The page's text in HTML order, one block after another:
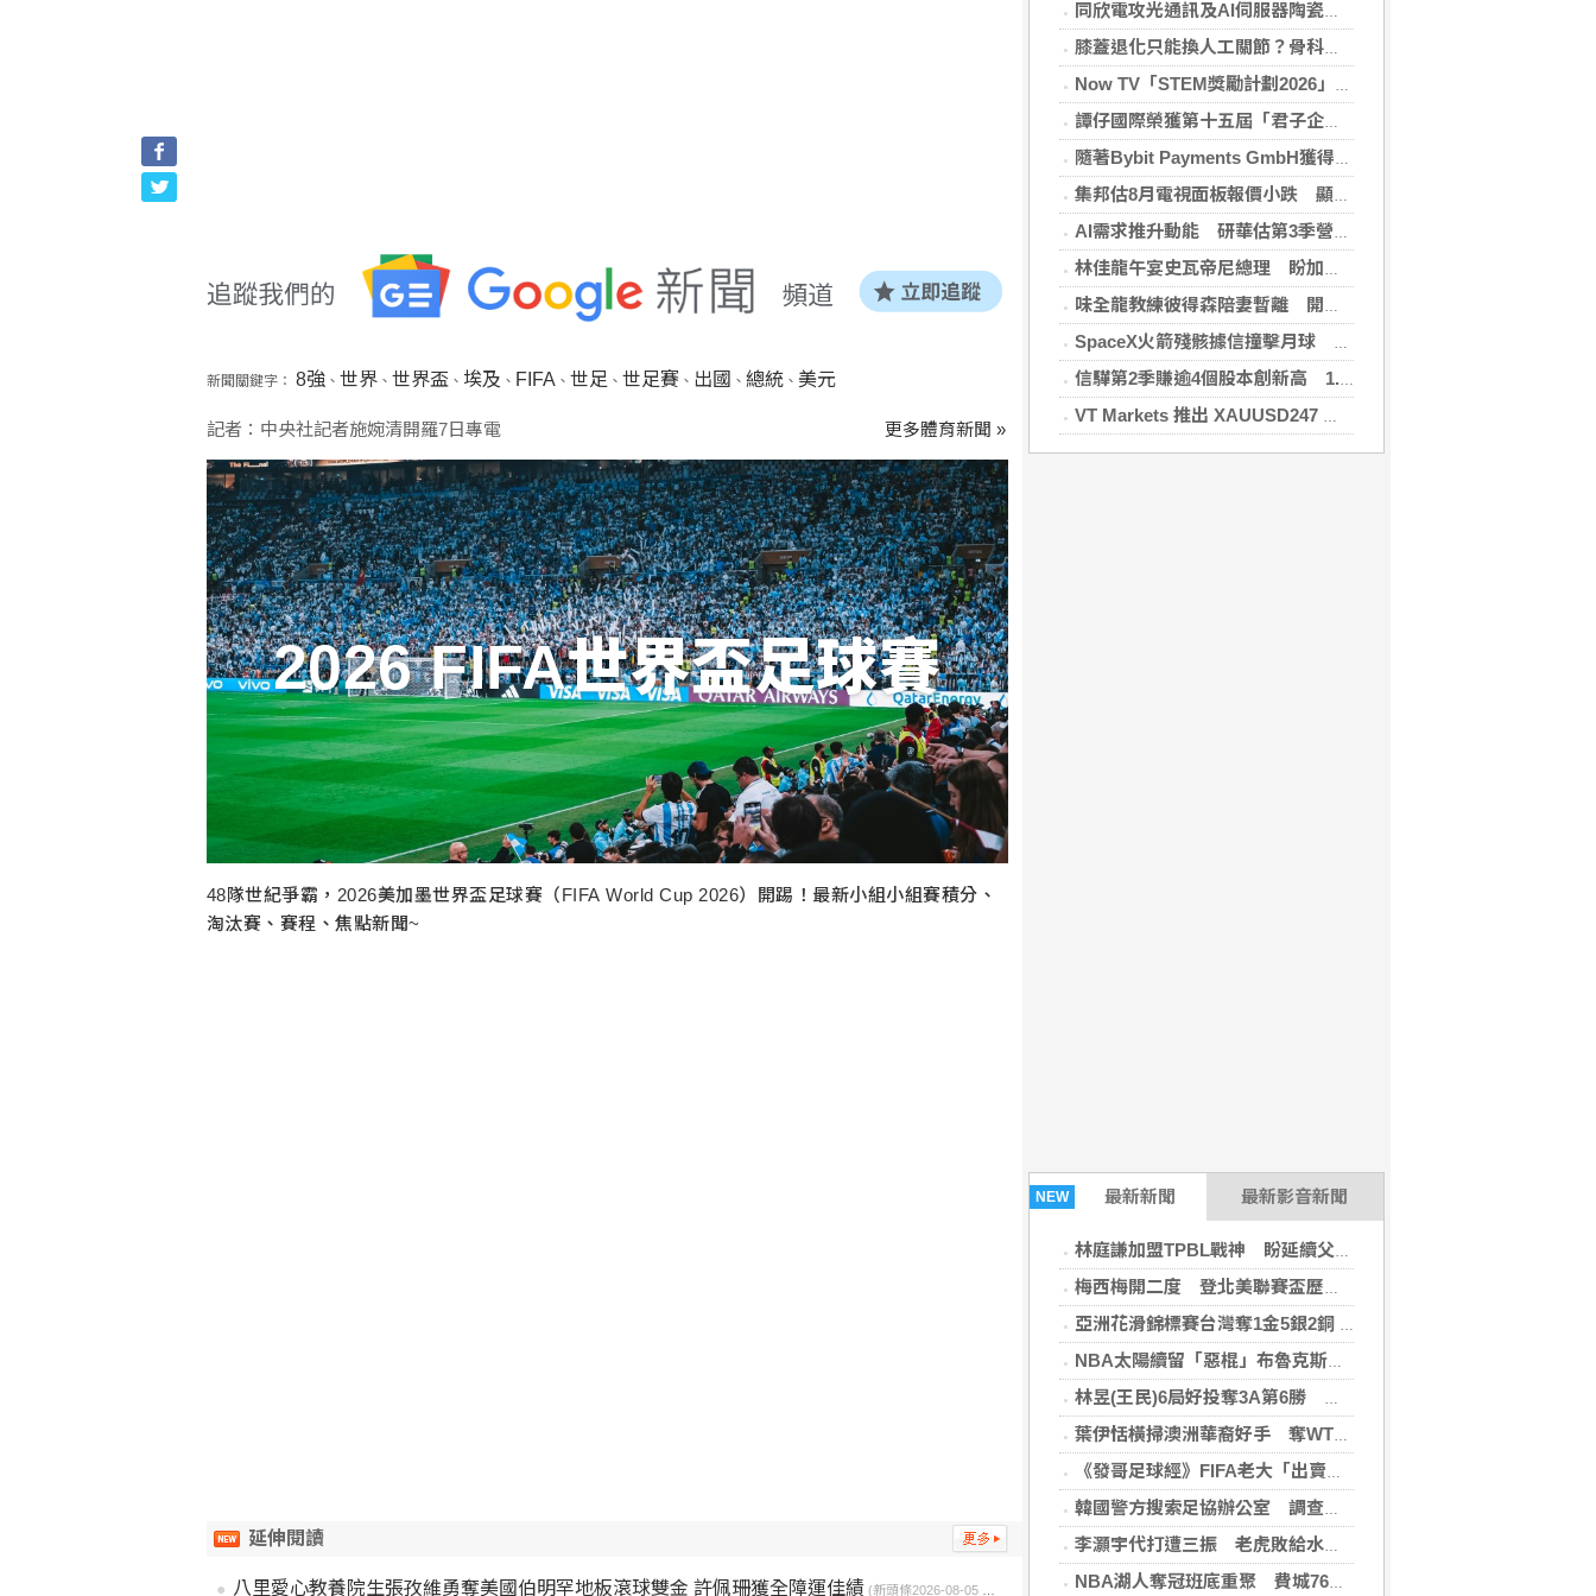
同欣電攻光通訊及AI伺服器陶瓷基板 明年業績看佳
膝蓋退化只能換人工關節？骨科醫師解析「退化性關節炎」治療評估
Now TV「STEM獎勵計劃2026」正式開始｜獲長隆度假區全力支持 推出《主題樂園有趣科學大探索》第二季及「長隆小科學家大獎」
譚仔國際榮獲第十五屆「君子企業獎」 卓越ESG及營商表現備受肯定
隨著Bybit Payments GmbH獲得電子貨幣機構牌照，Bybit.eu進一步拓展其在歐洲的業務布局
集邦估8月電視面板報價小跌 顯示器及NB面板持平
AI需求推升動能 研華估第3季營收雙增、毛利率持穩
林佳龍午宴史瓦帝尼總理 盼加強各領域雙邊合作
味全龍教練彼得森陪妻暫離 開啟台美往返模式
SpaceX火箭殘骸據信撞擊月球 無即時畫面暫難確認
信驊第2季賺逾4個股本創新高 1.87億元參與M31私募
VT Markets 推出 XAUUSD247 重新定義黃金交易時間
NEW 最新新聞 最新影音新聞
林庭謙加盟TPBL戰神 盼延續父親籃球精神回饋台灣
梅西梅開二度 登北美聯賽盃歷史進球王
亞洲花滑錦標賽台灣奪1金5銀2銅 團隊表現超出預期
NBA太陽續留「惡棍」布魯克斯 簽3年23億合約
林昱(王民)6局好投奪3A第6勝 鄭宗哲3度上壘
葉伊恬橫掃澳洲華裔好手 奪WTT橫濱冠軍賽首勝
《發哥足球經》FIFA老大「出賣足球靈魂」之震撼彈（上）
韓國警方搜索足協辦公室 調查世界盃主帥任命案
李灝宇代打遭三振 老虎敗給水手終止4連勝
NBA湖人奪冠班底重聚 費城76人簽下卡德威-波普
新聞關鍵字： 8強、 世界、 世界盃、 埃及 、 FIFA、 世足 、 世足賽 、 出國 、 總統、 美元
記者：中央社記者施婉清開羅7日專電 更多體育新聞 »
2026 FIFA世界盃足球賽
48隊世紀爭霸，2026美加墨世界盃足球賽（FIFA World Cup 2026）開踢！最新小組小組賽積分、
淘汰賽、賽程、焦點新聞~
延伸閱讀
八里愛心教養院生張孜維勇奪美國伯明罕地板滾球雙金 許佩珊獲全障運佳績 (新頭條2026-08-05 22:55:34)